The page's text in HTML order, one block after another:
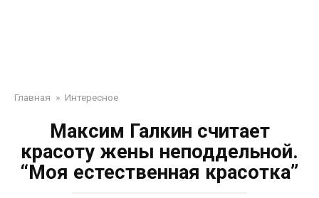
Главная » Интересное
Максим Галкин считает
красоту жены неподдельной.
“Моя естественная красотка”